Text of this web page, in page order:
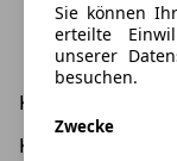
Kombinierter
Kombinierte CO2-
Sie können
erteilte
unserer
besuchen.
Zwecke